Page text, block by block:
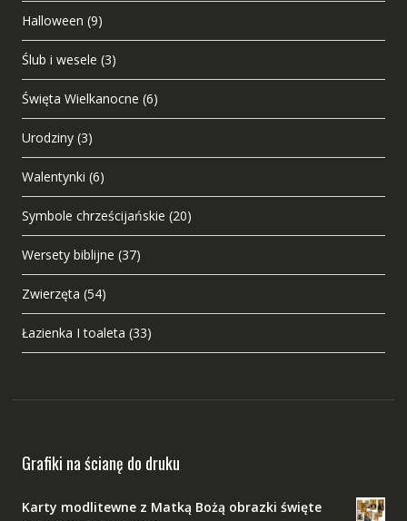
Halloween (9)
Ślub i wesele (3)
Święta Wielkanocne (6)
Urodziny (3)
Walentynki (6)
Symbole chrześcijańskie (20)
Wersety biblijne (37)
Zwierzęta (54)
Łazienka I toaleta (33)
Grafiki na ścianę do druku
Karty modlitewne z Matką Bożą obrazki święte